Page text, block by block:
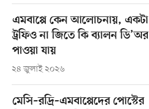
এমবাপ্পে কেন আলোচনায়, একটা
ট্রফিও না জিতে কি ব্যালন ডি’অর
পাওয়া যায়
২৪ জুলাই ২০২৬
মেসি–রদ্রি–এমবাপ্পেদের পোস্টের